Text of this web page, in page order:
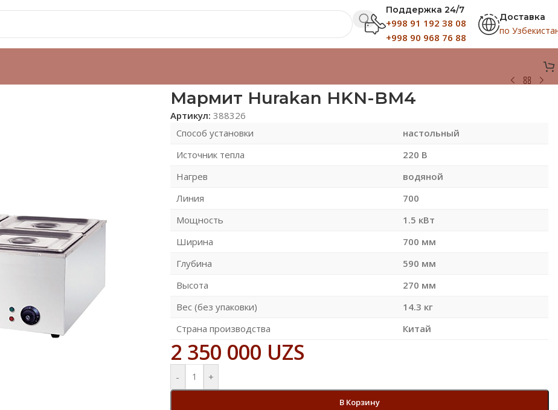
Поддержка 24/7
+998 91 192 38 08
+998 90 968 76 88
Доставка
по
Мармит Hurakan HKN-BM4
Артикул: 388326
Способ установки
настольный
Источник тепла
220 В
Нагрев
водяной
Линия
700
Мощность
1.5 кВт
Ширина
700 мм
Глубина
590 мм
Высота
270 мм
Вес (без упаковки)
14.3 кг
Страна производства
Китай
2 350 000 UZS
- +
В Корзину